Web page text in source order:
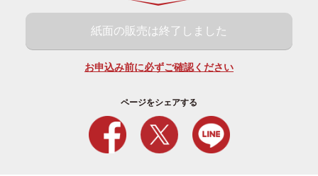
紙面の販売は終了しました
お申込み前に必ずご確認ください
ページをシェアする